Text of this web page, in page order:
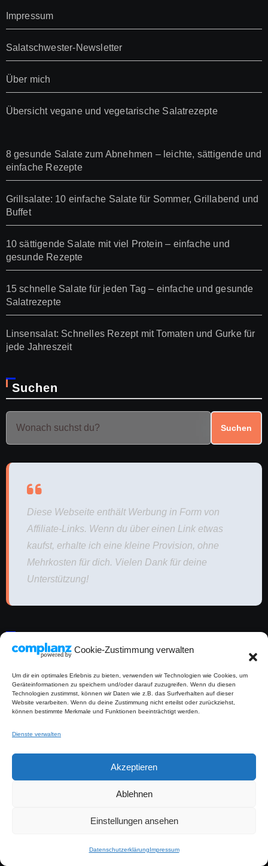
Cookie-Zustimmung verwalten
Um dir ein optimales Erlebnis zu bieten, verwenden wir Technologien wie Cookies, um
Geräteinformationen zu speichern und/oder darauf zuzugreifen. Wenn du diesen
Technologien zustimmst, können wir Daten wie z.B. das Surfverhalten auf dieser
Website verarbeiten. Wenn du deine Zustimmung nicht erteilst oder zurückziehst,
können bestimmte Merkmale und Funktionen beeinträchtigt werden.
Dienste verwalten
Akzeptieren
Ablehnen
Einstellungen ansehen
DatenschutzerklärungImpressum
Impressum
Salatschwester-Newsletter
Über mich
Übersicht vegane und vegetarische Salatrezepte
8 gesunde Salate zum Abnehmen – leichte, sättigende und
einfache Rezepte
Grillsalate: 10 einfache Salate für Sommer, Grillabend und
Buffet
10 sättigende Salate mit viel Protein – einfache und
gesunde Rezepte
15 schnelle Salate für jeden Tag – einfache und gesunde
Salatrezepte
Linsensalat: Schnelles Rezept mit Tomaten und Gurke für
jede Jahreszeit
Suchen
Suchen
Diese Webseite enthält Werbung in Form von
Affiliate-Links. Wenn du über einen Link etwas
kaufst, erhalte ich eine kleine Provision, ohne
Mehrkosten für dich. Vielen Dank für deine
Unterstützung!
Werbung (Affiliate Link)